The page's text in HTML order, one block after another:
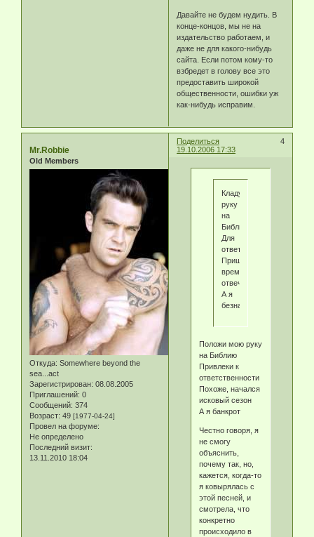
Давайте не будем нудить. В
конце-концов, мы не на
издательство работаем, и
даже не для какого-нибудь
сайта. Если потом кому-то
взбредет в голову все это
предоставить широкой
общественности, ошибки уж
как-нибудь исправим.
Поделиться
4
19.10.2006 17:33
Mr.Robbie
Old Members
Откуда: Somewhere beyond the
sea...act
Зарегистрирован: 08.08.2005
Приглашений: 0
Сообщений: 374
Возраст: 49 [1977-04-24]
Провел на форуме:
Не определено
Последний визит:
13.11.2010 18:04
Кладу
руку
на
Библию
Для
ответственности
Пришло
время
отвечать,
А я
безнадежный
Положи мою руку
на Библию
Привлеки к
ответственности
Похоже, начался
исковый сезон
А я банкрот
Честно говоря, я
не смогу
объяснить,
почему так, но,
кажется, когда-то
я ковырялась с
этой песней, и
смотрела, что
конкретно
происходило в